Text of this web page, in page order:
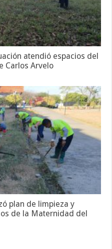
atendió espacios del
Carlos Arvelo
plan de limpieza y
de la Maternidad del